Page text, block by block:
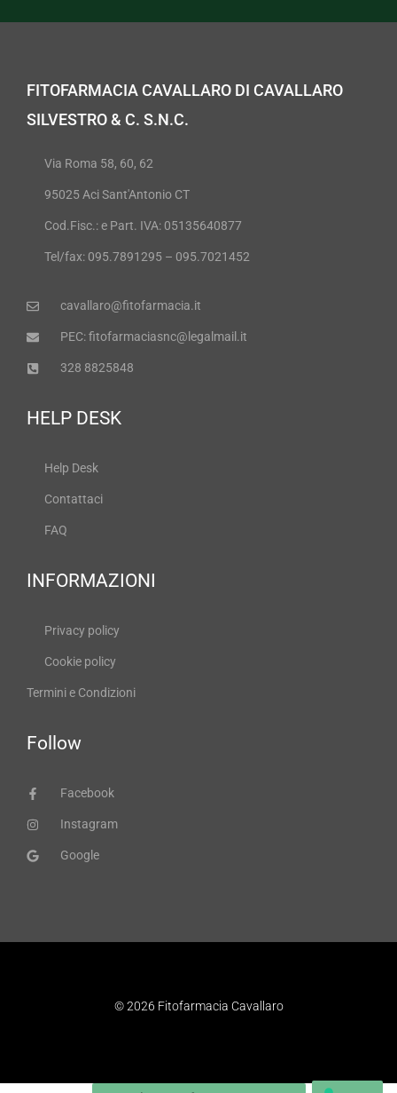
FITOFARMACIA CAVALLARO DI CAVALLARO
SILVESTRO & C. S.N.C.
Via Roma 58, 60, 62
95025 Aci Sant'Antonio CT
Cod.Fisc.: e Part. IVA: 05135640877
Tel/fax: 095.7891295 – 095.7021452
cavallaro@fitofarmacia.it
PEC: fitofarmaciasnc@legalmail.it
328 8825848
HELP DESK
Help Desk
Contattaci
FAQ
INFORMAZIONI
Privacy policy
Cookie policy
Termini e Condizioni
Follow
Facebook
Instagram
Google
© 2026 Fitofarmacia Cavallaro